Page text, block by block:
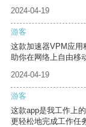
2024-04-19
游客
这款加速器VPM应用
助你在网络上自由移
2024-04-19
游客
这款app是我工作上
更轻松地完成工作任